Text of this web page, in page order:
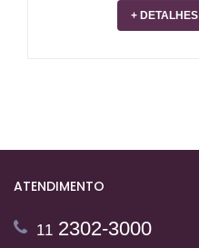
+ DETALHES
ATENDIMENTO
11 2302-3000